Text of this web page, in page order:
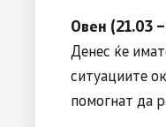
Овен (21.03
Денес ќе
ситуациите
помогнат да